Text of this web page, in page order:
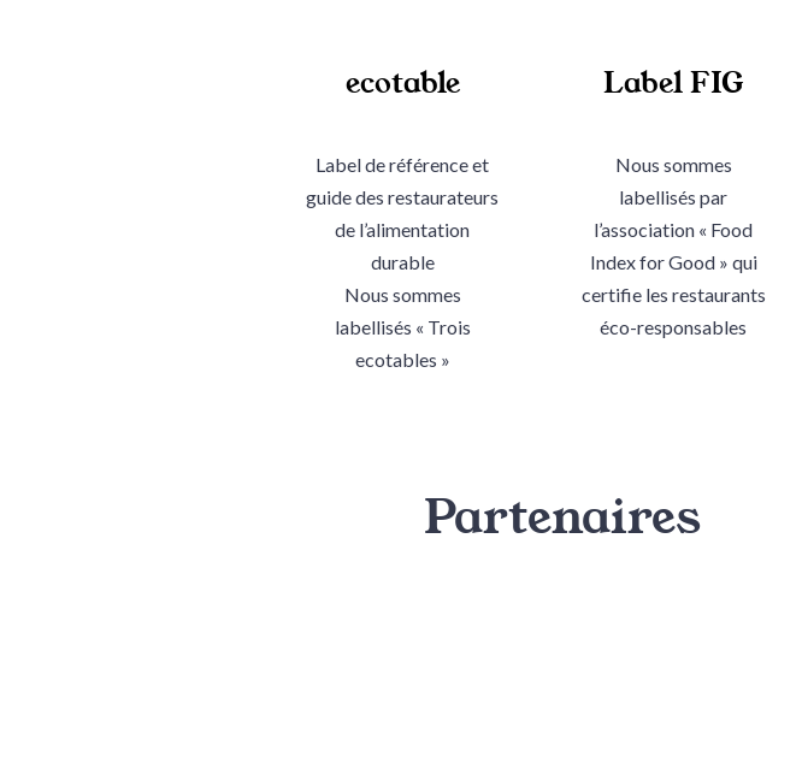
ecotable
Label de référence et
guide des restaurateurs
de l’alimentation
durable
Nous sommes
labellisés « Trois
ecotables »
Label FIG
Nous sommes
labellisés par
l’association « Food
Index for Good » qui
certifie les restaurants
éco-responsables
Partenaires